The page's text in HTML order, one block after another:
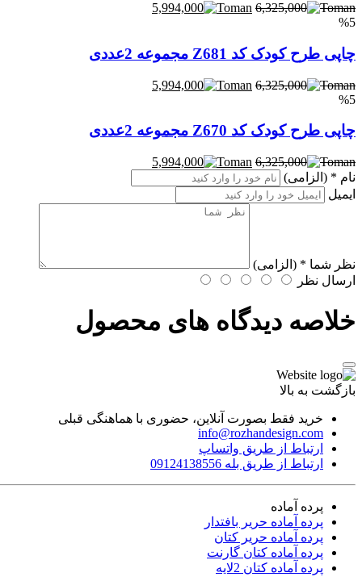
6,325,000
5,994,000
%5
چاپی طرح کودک کد Z681 مجموعه 2عددی
6,325,000
5,994,000
%5
چاپی طرح کودک کد Z670 مجموعه 2عددی
6,325,000
5,994,000
نام * (الزامی)
ایمیل
نظر شما * (الزامی)
ارسال نظر
خلاصه دیدگاه های محصول
بازگشت به بالا
خرید فقط بصورت آنلاین، حضوری با هماهنگی قبلی
info@rozhandesign.com
ارتباط از طریق واتساپ
ارتباط از طریق بله 09124138556
پرده‌ آماده
پرده آماده حرير بافتدار
پرده آماده حریر کتان
پرده آماده كتان گارنت
پرده آماده کتان 2لایه